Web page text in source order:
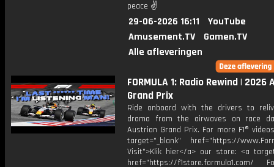
peace ✌
29-06-2026 16:11
YouTube
Amusement.TV
Gamen.TV
Alle afleveringen
FORMULA 1: Radio Rewind |
Grand Prix
Ride onboard with the drivers to
drama from the airwaves on race
Austrian Grand Prix. For more F1®
target="_blank" href="https://
Visit">Klik hier</a> our store: <a
href="https://f1store.formula1.com/